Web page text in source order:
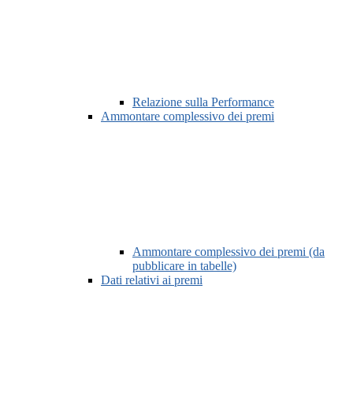
Relazione sulla Performance
Ammontare complessivo dei premi
Ammontare complessivo dei premi (da
pubblicare in tabelle)
Dati relativi ai premi